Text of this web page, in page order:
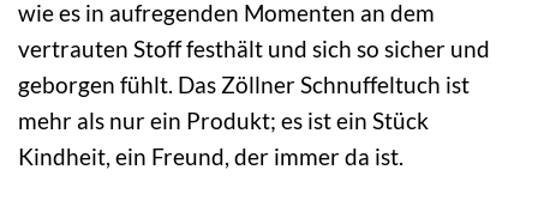
wie es in aufregenden Momenten an dem
vertrauten Stoff festhält und sich so sicher und
geborgen fühlt. Das Zöllner Schnuffeltuch ist
mehr als nur ein Produkt; es ist ein Stück
Kindheit, ein Freund, der immer da ist.